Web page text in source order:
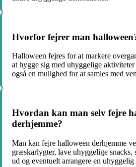
Hvorfor fejrer man
Halloween fejres for at markere
at hygge sig med uhyggelige
også en mulighed for at samles med
Hvordan kan man selv fejre
derhjemme?
Man kan fejre halloween derhjemme
græskarlygter, lave uhyggelige
ud og eventuelt arrangere en